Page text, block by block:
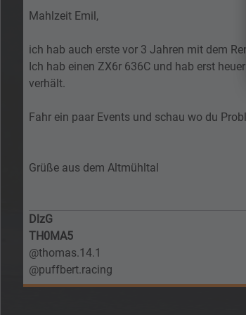
Mahlzeit Emil,
ich hab auch erste vor 3 Jahren mit dem
Ich hab einen ZX6r 636C und hab erst
verhält.
Fahr ein paar Events und schau wo du
Grüße aus dem Altmühltal
DlzG
TH0MA5
@thomas.14.1
@puffbert.racing